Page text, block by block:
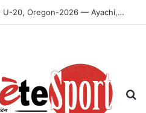
Championnats du monde U-20, Oregon-2026 — Ayachi, Dissa, Touahria et Ghezali en finale